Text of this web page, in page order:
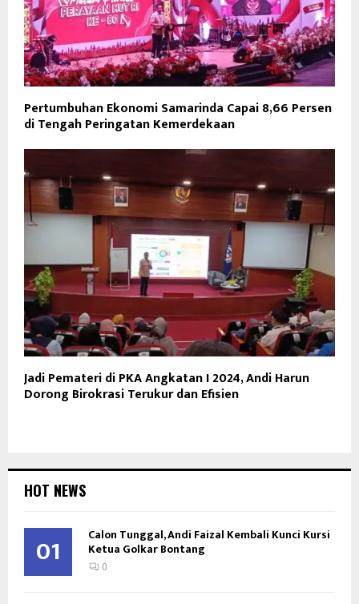
Pertumbuhan Ekonomi Samarinda Capai 8,66 Persen
di Tengah Peringatan Kemerdekaan
Jadi Pemateri di PKA Angkatan I 2024, Andi Harun
Dorong Birokrasi Terukur dan Efisien
HOT NEWS
01 Calon Tunggal, Andi Faizal Kembali Kunci Kursi
Ketua Golkar Bontang
0